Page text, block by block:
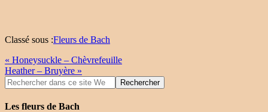
Classé sous :Fleurs de Bach
« Honeysuckle – Chèvrefeuille
Heather – Bruyère »
Les fleurs de Bach